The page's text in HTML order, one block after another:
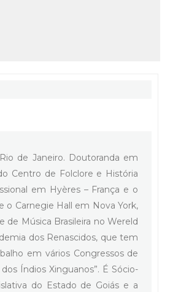
de Janeiro. Doutoranda em
Centro de Folclore e História
em Hyères – França e o
o Carnegie Hall em Nova York,
de Música Brasileira no Wereld
dos Renascidos, que tem
em vários Congressos de
Índios Xinguanos”. É Sócio-
do Estado de Goiás e a